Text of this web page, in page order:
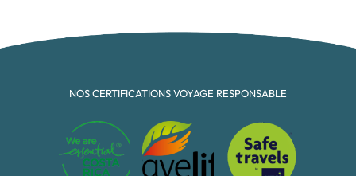
NOS CERTIFICATIONS VOYAGE RESPONSABLE